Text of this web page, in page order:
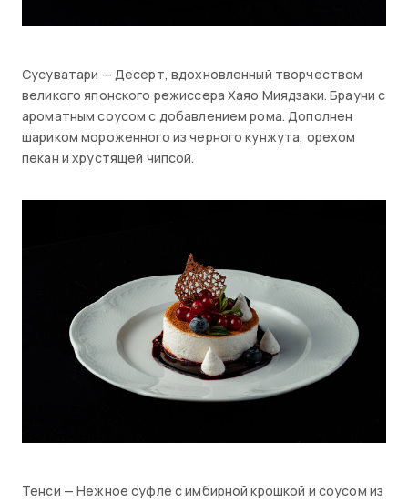
Сусуватари — Десерт, вдохновленный творчеством
великого японского режиссера Хаяо Миядзаки. Брауни с
ароматным соусом с добавлением рома. Дополнен
шариком мороженного из черного кунжута, орехом
пекан и хрустящей чипсой.
Тенси — Нежное суфле с имбирной крошкой и соусом из